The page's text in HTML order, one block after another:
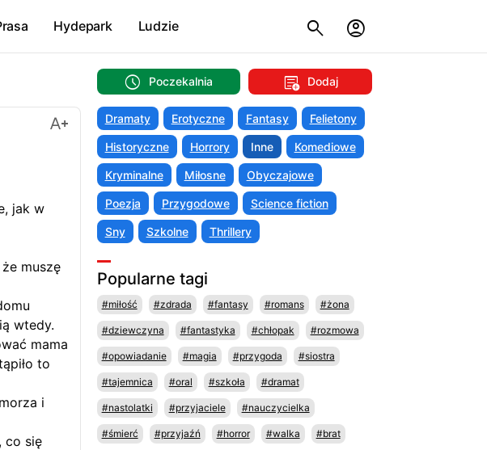
Hydepark Ludzie
jak w
muszę
wtedy.
mama
to
i
co się
Poczekalnia Dodaj
Dramaty Erotyczne Fantasy Felietony
Historyczne Horrory Inne Komediowe
Kryminalne Miłosne Obyczajowe
Poezja Przygodowe Science fiction
Sny Szkolne Thrillery
Popularne tagi
#miłość #zdrada #fantasy #romans #żona
#dziewczyna #fantastyka #chłopak #rozmowa
#opowiadanie #magia #przygoda #siostra
#tajemnica #oral #szkoła #dramat
#nastolatki #przyjaciele #nauczycielka
#śmierć #przyjaźń #horror #walka #brat